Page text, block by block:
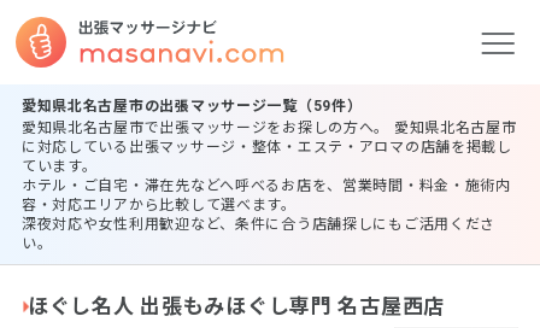
愛知県北名古屋市の出張マッサージ一覧（59件）
愛知県北名古屋市で出張マッサージをお探しの方へ。 愛知県北名古屋市
に対応している出張マッサージ・整体・エステ・アロマの店舗を掲載し
ています。
ホテル・ご自宅・滞在先などへ呼べるお店を、営業時間・料金・施術内
容・対応エリアから比較して選べます。
深夜対応や女性利用歓迎など、条件に合う店舗探しにもご活用くださ
い。
ほぐし名人 出張もみほぐし専門 名古屋西店